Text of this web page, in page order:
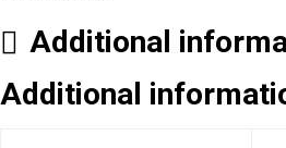
Additional
Additional